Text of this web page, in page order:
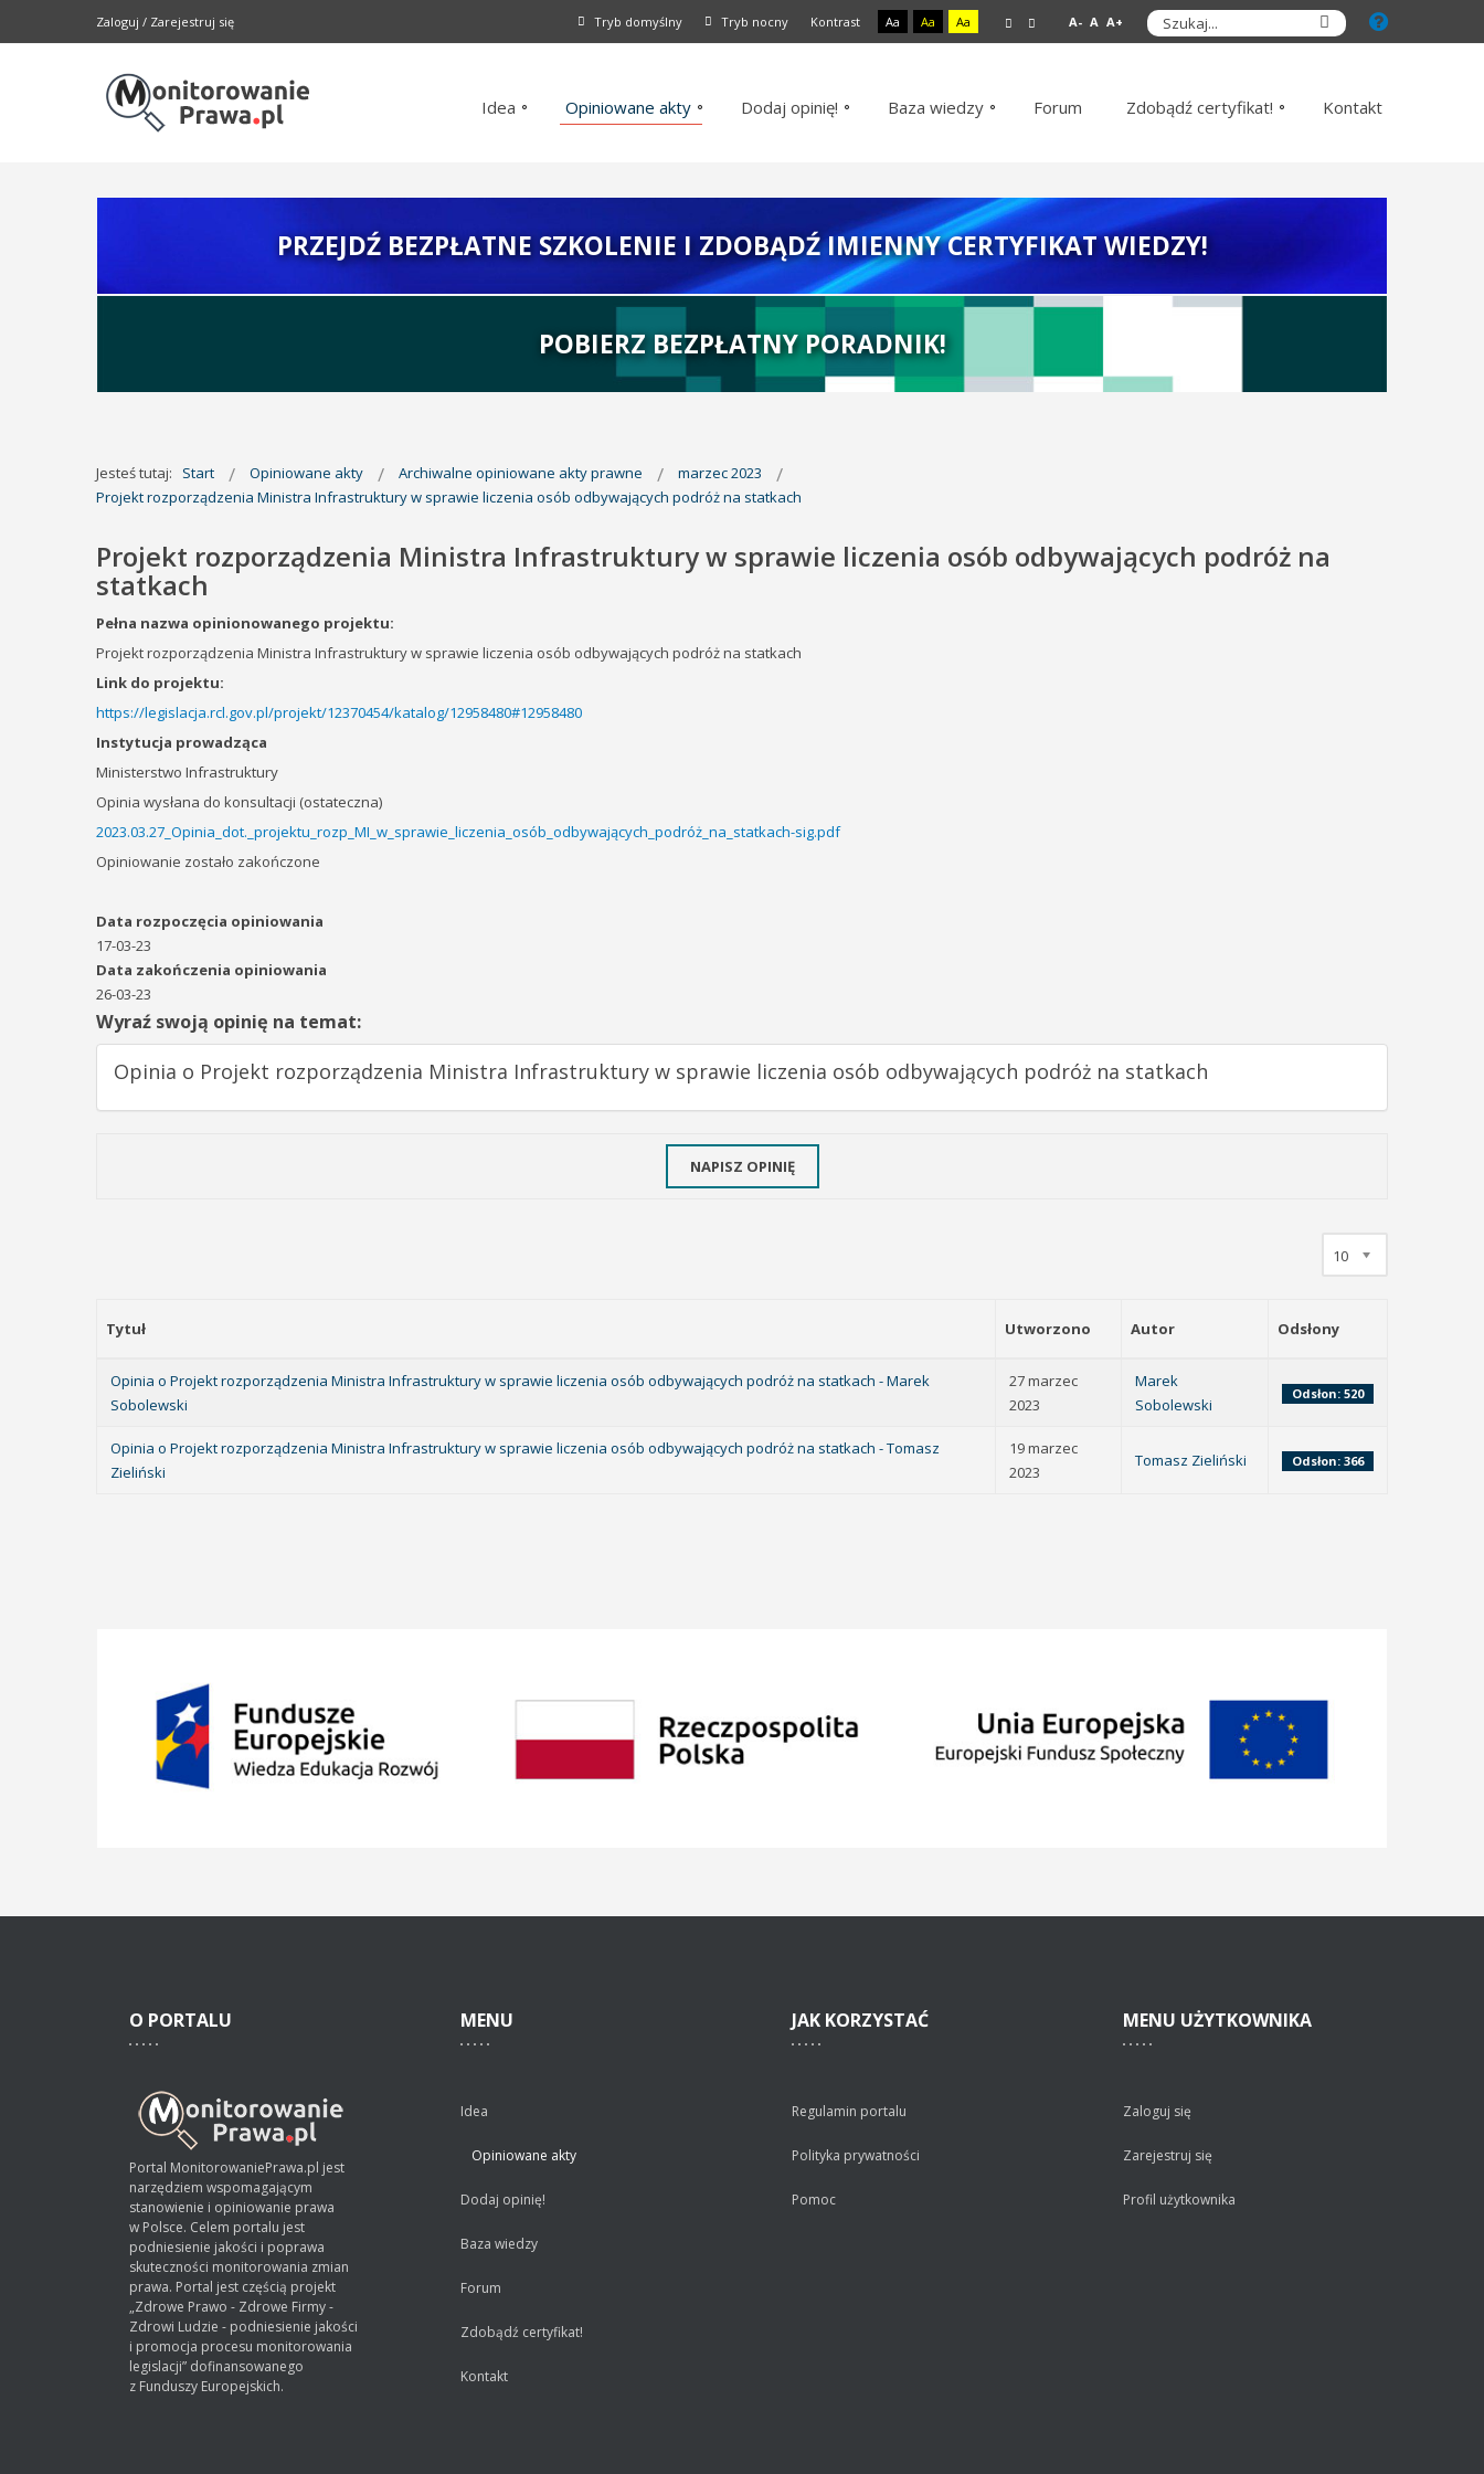
Zaloguj / Zarejestruj się Tryb domyślny Tryb nocny Kontrast Aa Aa Aa A- A A+
Idea Opiniowane akty Dodaj opinię! Baza wiedzy Forum Zdobądź certyfikat! Kontakt
PRZEJDŹ BEZPŁATNE SZKOLENIE I ZDOBĄDŹ IMIENNY CERTYFIKAT WIEDZY!
POBIERZ BEZPŁATNY PORADNIK!
Jesteś tutaj: Start Opiniowane akty Archiwalne opiniowane akty prawne
marzec 2023
Projekt rozporządzenia Ministra Infrastruktury w sprawie liczenia osób odbywających podróż na statkach
Projekt rozporządzenia Ministra Infrastruktury w sprawie liczenia osób odbywających podróż na
statkach
Pełna nazwa opinionowanego projektu:
Projekt rozporządzenia Ministra Infrastruktury w sprawie liczenia osób odbywających podróż na statkach
Link do projektu:
https://legislacja.rcl.gov.pl/projekt/12370454/katalog/12958480#12958480
Instytucja prowadząca
Ministerstwo Infrastruktury
Opinia wysłana do konsultacji (ostateczna)
2023.03.27_Opinia_dot._projektu_rozp_MI_w_sprawie_liczenia_osób_odbywających_podróż_na_statkach-sig.pdf
Opiniowanie zostało zakończone
Data rozpoczęcia opiniowania
17-03-23
Data zakończenia opiniowania
26-03-23
Wyraź swoją opinię na temat:
Opinia o Projekt rozporządzenia Ministra Infrastruktury w sprawie liczenia osób odbywających podróż na statkach
NAPISZ OPINIĘ
10
Tytuł Utworzono Autor Odsłony
Opinia o Projekt rozporządzenia Ministra Infrastruktury w sprawie liczenia osób odbywających podróż na statkach - Marek
Sobolewski
27 marzec
2023
Marek
Sobolewski
Odsłon: 520
Opinia o Projekt rozporządzenia Ministra Infrastruktury w sprawie liczenia osób odbywających podróż na statkach - Tomasz
Zieliński
19 marzec
2023
Tomasz Zieliński Odsłon: 366
O PORTALU
Portal MonitorowaniePrawa.pl jest
narzędziem wspomagającym
stanowienie i opiniowanie prawa
w Polsce. Celem portalu jest
podniesienie jakości i poprawa
skuteczności monitorowania zmian
prawa. Portal jest częścią projekt
„Zdrowe Prawo - Zdrowe Firmy -
Zdrowi Ludzie - podniesienie jakości
i promocja procesu monitorowania
legislacji” dofinansowanego
z Funduszy Europejskich.
MENU
Idea
Opiniowane akty
Dodaj opinię!
Baza wiedzy
Forum
Zdobądź certyfikat!
Kontakt
JAK KORZYSTAĆ
Regulamin portalu
Polityka prywatności
Pomoc
MENU UŻYTKOWNIKA
Zaloguj się
Zarejestruj się
Profil użytkownika